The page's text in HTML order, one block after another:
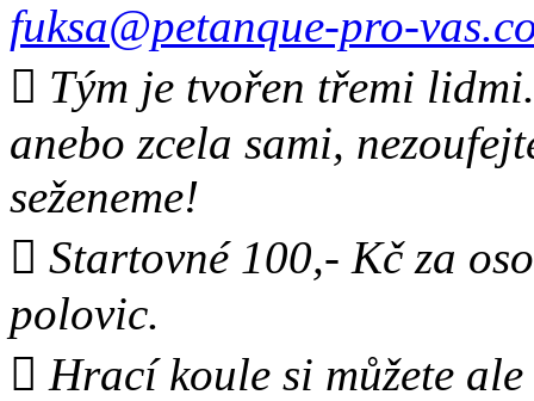
fuksa@petanque-pro-
 Tým je tvořen třemi
anebo zcela sami,
seženeme!
 Startovné 100,- Kč za
polovic.
 Hrací koule si můžete ale